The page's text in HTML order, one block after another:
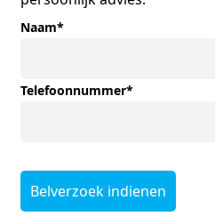
Naam*
Telefoonnummer*
Belverzoek indienen